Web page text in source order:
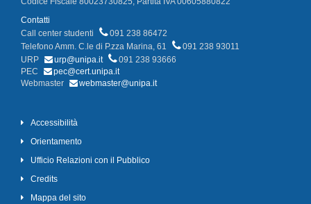
Contatti
Call center studenti
091 238 86472
Telefono Amm. C.le di P.zza Marina, 61
091 238 93011
URP
urp@unipa.it
091 238 93666
PEC
pec@cert.unipa.it
Webmaster
webmaster@unipa.it
Accessibilità
Orientamento
Ufficio Relazioni con il Pubblico
Credits
Mappa del sito